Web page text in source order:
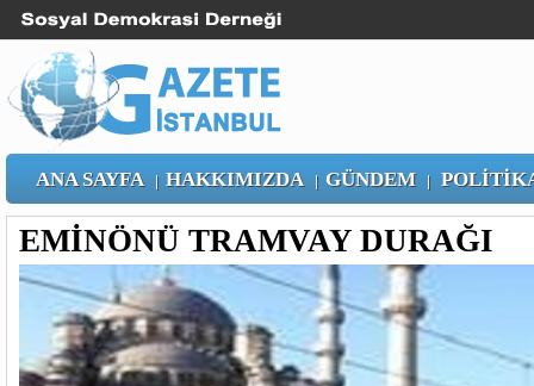
ANA SAYFA | HAKKIMIZDA | GÜNDEM|
EMİNÖNÜ TRAMVAY DURAĞI